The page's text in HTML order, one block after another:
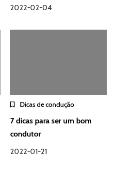
2022-02-04
Dicas de condução
7 dicas para ser um bom
condutor
2022-01-21